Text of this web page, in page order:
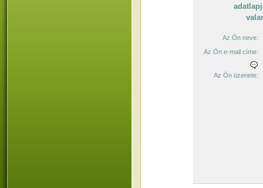
Az Ön neve:
Az Ön e-mail címe:
Az Ön üzenete: